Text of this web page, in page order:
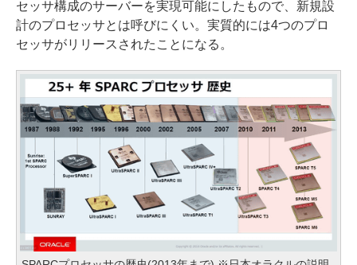
セッサ構成のサーバーを実現可能にしたもので、新規設
計のプロセッサとは呼びにくい。実質的には4つのプロ
セッサがリリースされたことになる。